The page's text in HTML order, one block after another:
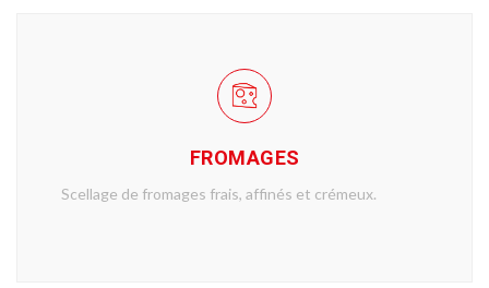
FROMAGES
Scellage de fromages frais, affinés et crémeux.